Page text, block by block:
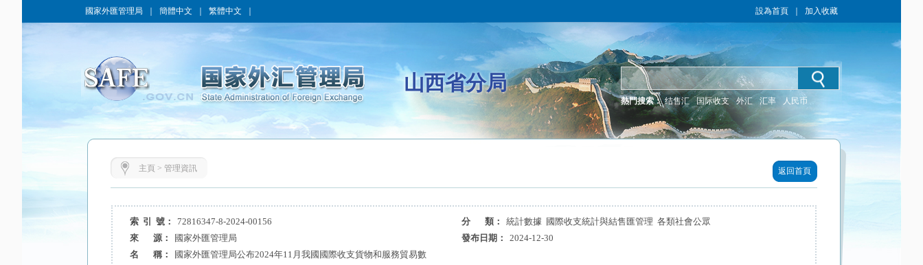
國家外匯管理局 簡體中文 繁體中文 設為首頁 加入收藏
山西省分局
熱門搜索： 结售汇 国际收支 外汇 汇率 人民币
主頁 > 管理資訊 返回首頁
索 引 號： 72816347-8-2024-00156 分 類：
統計數據 國際收支統計與結售匯管理 各類社會公眾
來 源：
國家外匯管理局 發布日期：
2024-12-30
名 稱：
國家外匯管理局公布2024年11月我國國際收支貨物和服務貿易數